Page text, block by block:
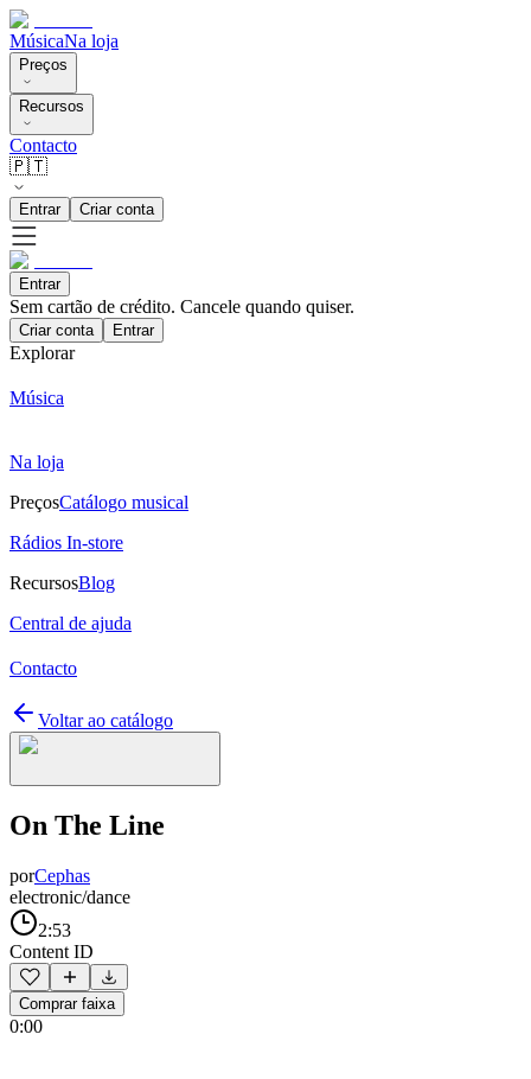
MúsicaNa loja
Preços
Recursos
Contacto
🇵🇹
Entrar Criar conta
Entrar
Sem cartão de crédito. Cancele quando quiser.
Criar conta Entrar
Explorar
Música
Na loja
PreçosCatálogo musical
Rádios In-store
RecursosBlog
Central de ajuda
Contacto
Voltar ao catálogo
On The Line
porCephas
electronic/dance
2:53
Content ID
Comprar faixa
0:00